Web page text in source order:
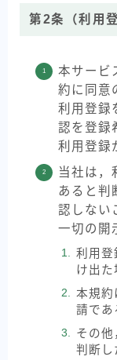
第2条（利用
本サービ
約に同意
利用登録
認を登録
利用登録
当社は，
あると判
認しない
一切の開
利用登
け出た
本規約
請であ
その
判断し